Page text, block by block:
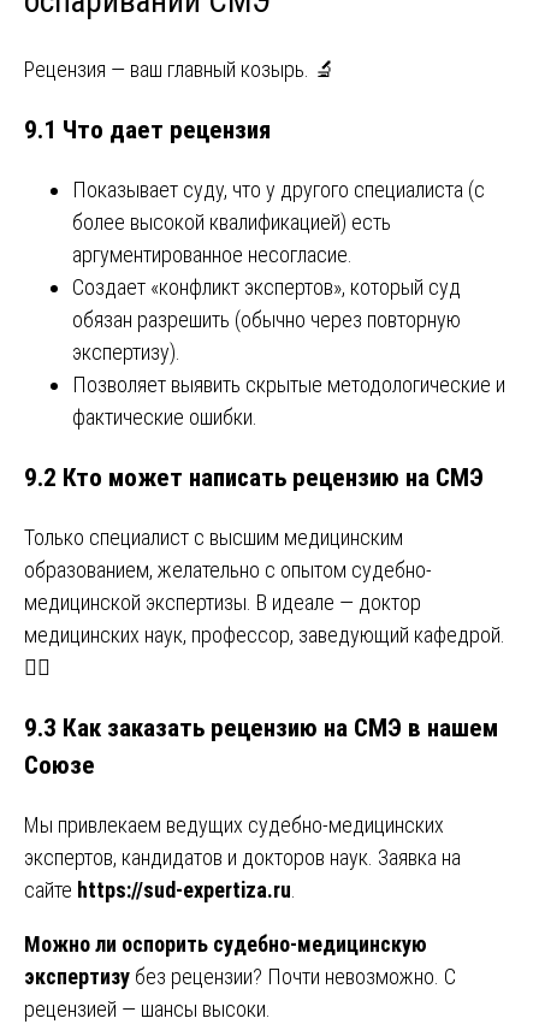
Рецензия — ваш главный козырь. 🔬
9.1 Что дает рецензия
Показывает суду, что у другого специалиста (с
более высокой квалификацией) есть
аргументированное несогласие.
Создает «конфликт экспертов», который суд
обязан разрешить (обычно через повторную
экспертизу).
Позволяет выявить скрытые методологические и
фактические ошибки.
9.2 Кто может написать рецензию на СМЭ
Только специалист с высшим медицинским
образованием, желательно с опытом судебно-
медицинской экспертизы. В идеале — доктор
медицинских наук, профессор, заведующий кафедрой.
👨‍⚕️
9.3 Как заказать рецензию на СМЭ в нашем
Союзе
Мы привлекаем ведущих судебно-медицинских
экспертов, кандидатов и докторов наук. Заявка на
сайте https://sud-expertiza.ru
Можно ли оспорить судебно-медицинскую
экспертизу без рецензии? Почти невозможно. С
рецензией — шансы высоки.